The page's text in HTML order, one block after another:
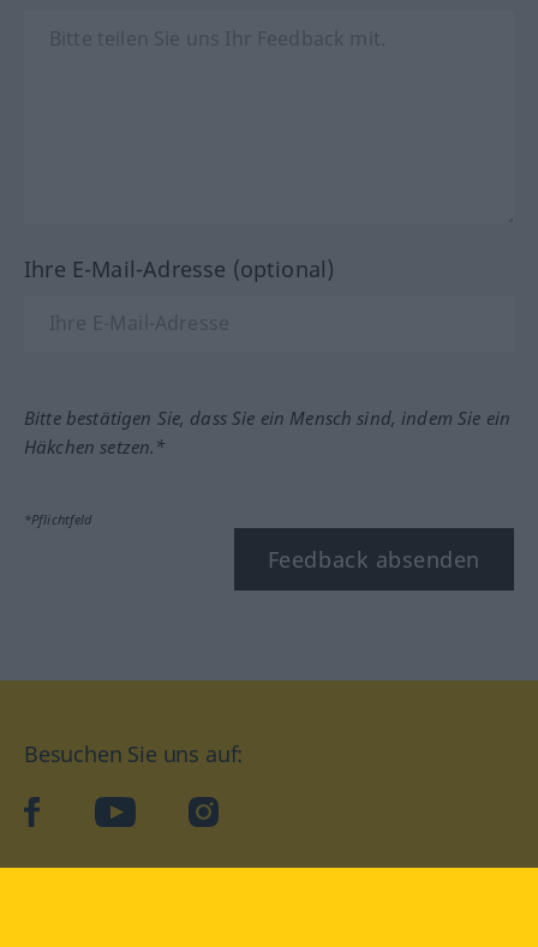
Ihre E-Mail-Adresse (optional)
Bitte bestätigen Sie, dass Sie ein Mensch sind, indem Sie ein
Häkchen setzen.*
*Pflichtfeld
Feedback absenden
Besuchen Sie uns auf:
facebookYouTube Instagram